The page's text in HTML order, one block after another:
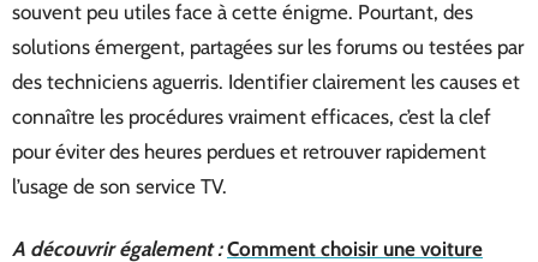
souvent peu utiles face à cette énigme. Pourtant, des
solutions émergent, partagées sur les forums ou testées par
des techniciens aguerris. Identifier clairement les causes et
connaître les procédures vraiment efficaces, c’est la clef
pour éviter des heures perdues et retrouver rapidement
l’usage de son service TV.
A découvrir également : Comment choisir une voiture